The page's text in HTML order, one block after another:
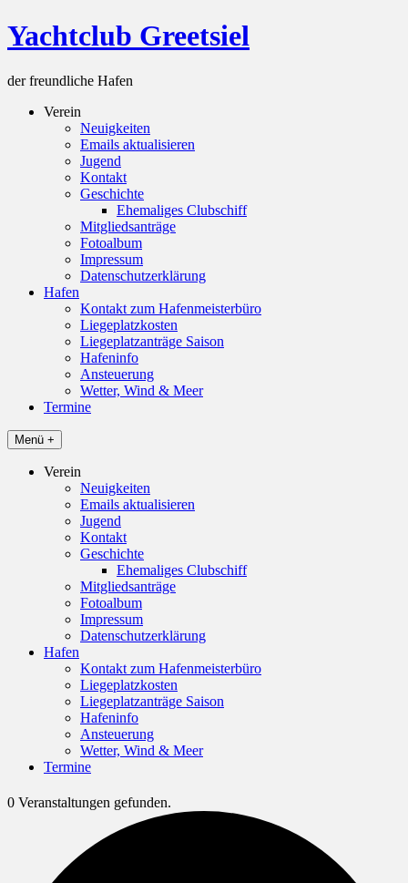
Skip
to
Yachtclub Greetsiel
der freundliche Hafen
Verein
Neuigkeiten
Emails aktualisieren
Jugend
Kontakt
Geschichte
Ehemaliges Clubschiff
Mitgliedsanträge
Fotoalbum
Impressum
Datenschutzerklärung
Hafen
Kontakt zum Hafenmeisterbüro
Liegeplatzkosten
Liegeplatzanträge Saison
Hafeninfo
Ansteuerung
Wetter, Wind & Meer
Termine
Menü +
Verein
Neuigkeiten
Emails aktualisieren
Jugend
Kontakt
Geschichte
Ehemaliges Clubschiff
Mitgliedsanträge
Fotoalbum
Impressum
Datenschutzerklärung
Hafen
Kontakt zum Hafenmeisterbüro
Liegeplatzkosten
Liegeplatzanträge Saison
Hafeninfo
Ansteuerung
Wetter, Wind & Meer
Termine
0 Veranstaltungen gefunden.